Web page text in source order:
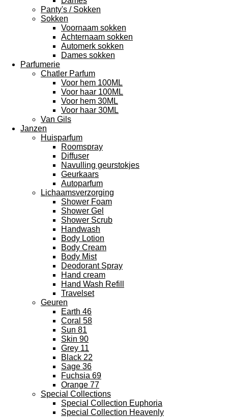
Panty's / Sokken
Sokken
Voornaam sokken
Achternaam sokken
Automerk sokken
Dames sokken
Parfumerie
Chatler Parfum
Voor hem 100ML
Voor haar 100ML
Voor hem 30ML
Voor haar 30ML
Van Gils
Janzen
Huisparfum
Roomspray
Diffuser
Navulling geurstokjes
Geurkaars
Autoparfum
Lichaamsverzorging
Shower Foam
Shower Gel
Shower Scrub
Handwash
Body Lotion
Body Cream
Body Mist
Deodorant Spray
Hand cream
Hand Wash Refill
Travelset
Geuren
Earth 46
Coral 58
Sun 81
Skin 90
Grey 11
Black 22
Sage 36
Fuchsia 69
Orange 77
Special Collections
Special Collection Euphoria
Special Collection Heavenly